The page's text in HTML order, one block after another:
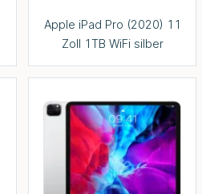
Apple iPad Pro (2020) 11
Zoll 1TB WiFi silber